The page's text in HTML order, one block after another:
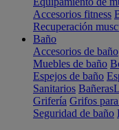
Accesorios fitness
Recuperación
Baño
Accesorios de baño
Muebles de baño
Espejos de baño
Sanitarios Bañeras
Grifería Grifos
Seguridad de baño